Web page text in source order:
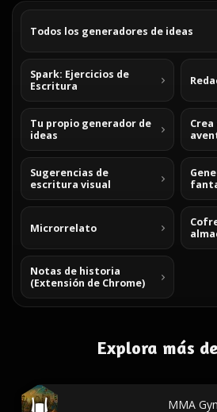
Todos los generadores de ideas
Spark: Ejercicios de
Escritura
Tu propio generador de
ideas
Sugerencias de
escritura visual
Microrrelato
Notas de historia
(Extensión de Chrome)
Explora más
MMA